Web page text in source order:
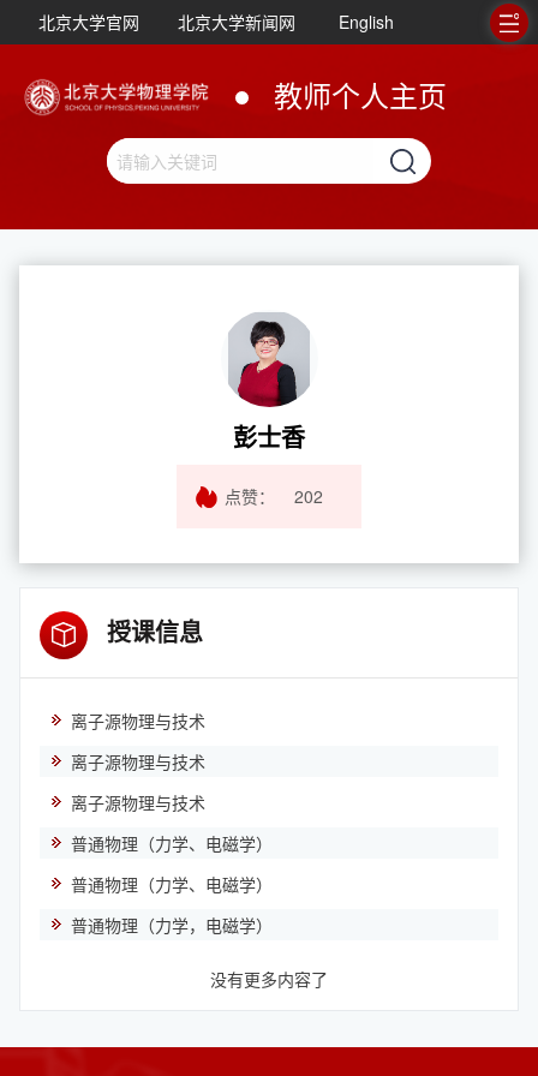
北京大学官网 北京大学新闻网 English
教师个人主页
彭士香
点赞： 202
授课信息
离子源物理与技术
离子源物理与技术
离子源物理与技术
普通物理（力学、电磁学）
普通物理（力学、电磁学）
普通物理（力学，电磁学）
没有更多内容了